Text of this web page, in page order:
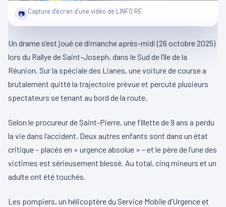
📷 Capture d’écran d’une vidéo de LINFO.RE
Un drame s’est joué ce dimanche après-midi (26 octobre 2025)
lors du Rallye de Saint-Joseph, dans le Sud de l’île de la
Réunion. Sur la spéciale des Lianes, une voiture de course a
brutalement quitté la trajectoire prévue et percuté plusieurs
spectateurs se tenant au bord de la route.
Selon le procureur de Saint-Pierre, une fillette de 9 ans a perdu
la vie dans l’accident. Deux autres enfants sont dans un état
critique – placés en « urgence absolue » – et le père de l’une des
victimes est sérieusement blessé. Au total, cinq mineurs et un
adulte ont été touchés.
Les pompiers, un hélicoptère du Service Mobile d’Urgence et